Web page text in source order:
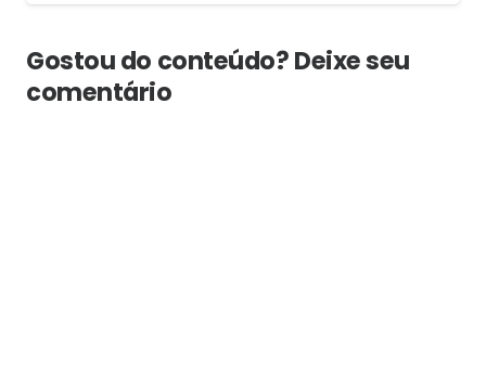
Gostou do conteúdo? Deixe seu
comentário